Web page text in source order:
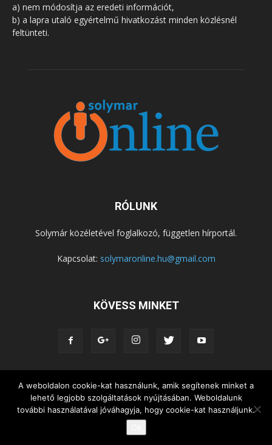
a) nem módosítja az eredeti információt,
b) a lapra utaló egyértelmű hivatkozást minden közlésnél
feltünteti.
RÓLUNK
Solymár közéletével foglalkozó, független hírportál.
Kapcsolat: solymaronline.hu@gmail.com
KÖVESS MINKET
KÖZÉLET KÖZÖSSÉGEK
SZABADIDŐ
NEMZETISÉG, HELYTÖRTÉNET
RIPORTOK
KÖZÉRDEKŰ INFORMÁCIÓK
© Copyright 2015 - Solymár Online
A weboldalon cookie-kat használunk, amik segítenek minket a
lehető legjobb szolgáltatások nyújtásában. Weboldalunk
további használatával jóváhagyja, hogy cookie-kat használjunk.